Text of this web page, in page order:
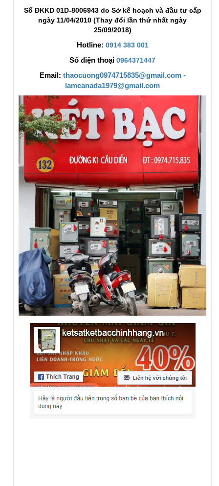
Số ĐKKD 01D-8006943 do Sở kế hoạch và đầu tư cấp
ngày 11/04/2010 (Thay đổi lần thứ nhất ngày
25/09/2018)
Hotline: 0914 383 001
Số điện thoại 0964371447
Email: thaocuong0974715835@gmail.com -
lamcanada1979@gmail.com